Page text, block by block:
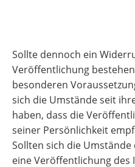
Sollte dennoch ein
Veröffentlichung
besonderen
sich die Umstände seit
haben, dass die
seiner Persönlichkeit
Sollten sich die
eine Veröffentlichung des